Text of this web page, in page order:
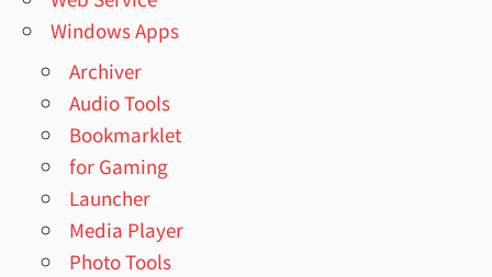
Windows Apps
Archiver
Audio Tools
Bookmarklet
for Gaming
Launcher
Media Player
Photo Tools